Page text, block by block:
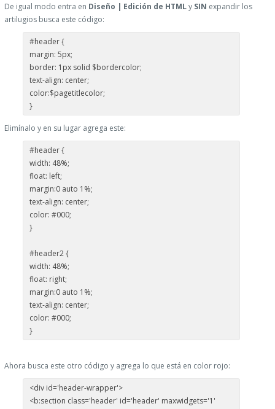
De igual modo entra en Diseño | Edición de HTMLy SIN expandir los
artilugios busca este código:
#header {
margin: 5px;
border: 1px solid $bordercolor;
text-align: center;
color:$pagetitlecolor;
}
Elimínalo y en su lugar agrega este:
#header {
width: 48%;
float: left;
margin:0 auto 1%;
text-align: center;
color: #000;
}
#header2 {
width: 48%;
float: right;
margin:0 auto 1%;
text-align: center;
color: #000;
}
Ahora busca este otro código y agrega lo que está en color rojo:
<div id='header-wrapper'>
<b:section class='header' id='header' maxwidgets='1'